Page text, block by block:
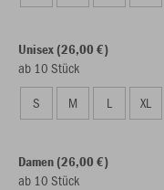
Unisex (26,00 €)
ab 10 Stück
S
M L XL
Damen (26,00 €)
ab 10 Stück